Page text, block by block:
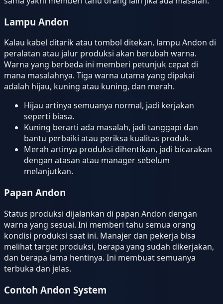
Lampu Andon
Kalau kabel ditarik atau tombol ditekan, lampu Andon di
peralatan atau jalur produksi akan berubah warna.
Warna yang berbeda ini memberi petunjuk cepat di
mana masalahnya. Tiga warna utama yang dipakai
adalah hijau, kuning atau kuning, dan merah.
Hijau artinya semuanya normal, jadi kerjakan
seperti biasa.
Kuning berarti ada masalah, jadi tanggapi dan
bantu perbaiki atau periksa kualitas produk.
Merah artinya produksi dihentikan, jadi bicarakan
dengan atasan atau manager sebelum
melanjutkan.
Papan Andon
Status produksi dijalankan di papan Andon dengan
warna yang sesuai. Ini memberi tahu semua orang
kondisi produksi saat ini. Manajer dan pekerja bisa
melihat target produksi, berapa yang sudah dikerjakan,
dan berapa lama hentinya. Ini membuat semuanya
terbuka dan jelas.
Contoh Andon System